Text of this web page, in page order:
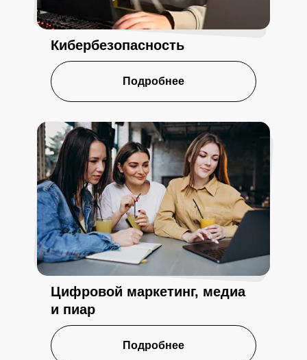
Подробнее
Кибербезопасность
Цифровой маркетинг, медиа
и пиар
Подробнее